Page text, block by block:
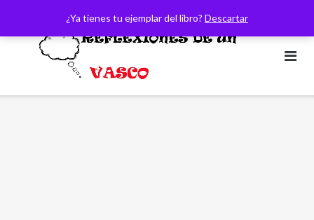
¿Ya tienes tu ejemplar del libro? Descartar
contenido